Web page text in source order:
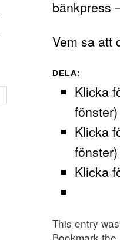
bänkpress
Vem sa att
DELA:
Klicka
fönster)
Klicka
fönster)
Klicka
This entry